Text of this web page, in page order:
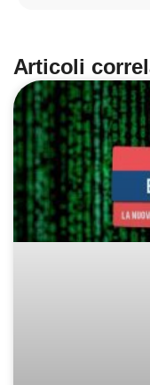
Articoli